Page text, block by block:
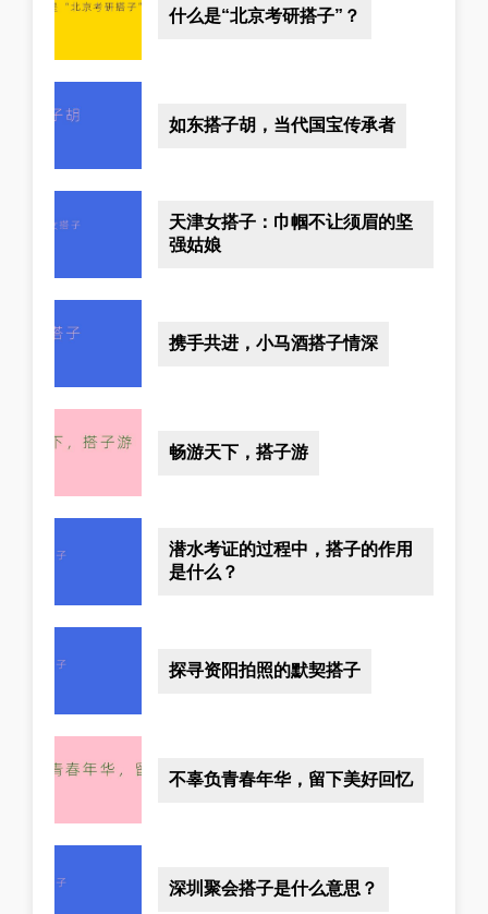
什么是“北京考研搭子”？
如东搭子胡，当代国宝传承者
天津女搭子：巾帼不让须眉的坚
强姑娘
携手共进，小马酒搭子情深
畅游天下，搭子游
潜水考证的过程中，搭子的作用
是什么？
探寻资阳拍照的默契搭子
不辜负青春年华，留下美好回忆
深圳聚会搭子是什么意思？